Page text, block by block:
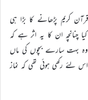
کریم پڑھانے کا بڑا ہی
چنانچہ ان کا یہ اثر ہے کہ
بہت سارے بچوں کی ماں
رکھی ہوئی تھی کہ نماز